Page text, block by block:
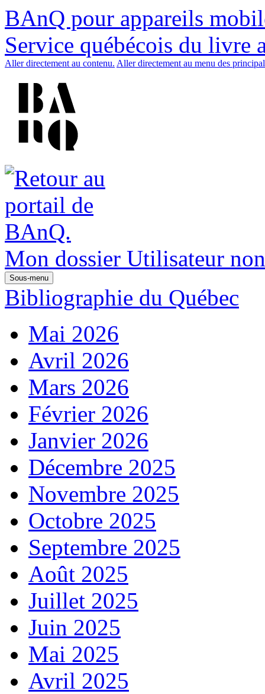
BAnQ pour appareils
Service québécois du livre
Aller directement au contenu. Aller directement au menu des
Mon dossier Utilisateur
Sous-menu
Bibliographie du Québec
Mai 2026
Avril 2026
Mars 2026
Février 2026
Janvier 2026
Décembre 2025
Novembre 2025
Octobre 2025
Septembre 2025
Août 2025
Juillet 2025
Juin 2025
Mai 2025
Avril 2025